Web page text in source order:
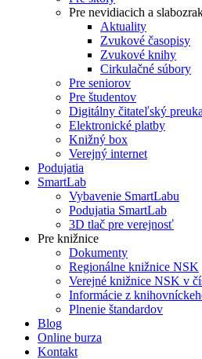
Pre nevidiacich a
Aktuality
Zvukové časopisy
Zvukové knihy
Cirkulačné súbory
Pre seniorov
Pre študentov
Digitálny čitateľský
Elektronické platby
Knižný box
Verejný internet
Podujatia
SmartLab
Vybavenie SmartLabu
Podujatia SmartLab
3D tlač pre verejnosť
Pre knižnice
Dokumenty
Regionálne knižnice NSK
Verejné knižnice NSK v
Informácie z
Plnenie štandardov
Blog
Online burza
Kontakt